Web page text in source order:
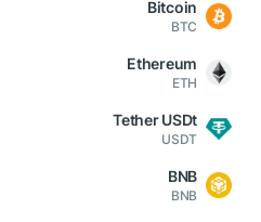
Bitcoin
BTC
Ethereum
ETH
Tether USDt
USDT
BNB
BNB